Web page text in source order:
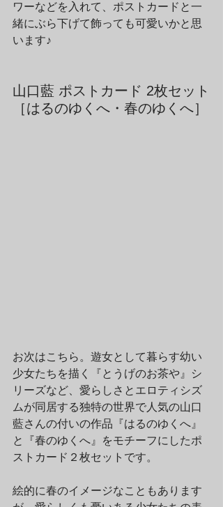
ワーなどを入れて、ポストカードと一
緒にぶら下げて飾っても可愛いかと思
います♪
山口藍 ポストカード 2枚セット
［はるのゆくへ・春のゆくへ］
お次はこちら。遊女として暮らす幼い
少女たちを描く『とうげのお茶や』シ
リーズなど、愛らしさとエロティシズ
ムが同居する独特の世界で人気の山口
藍さんの付いの作品『はるのゆくへ』
と『春のゆくへ』をモチーフにしたポ
ストカード２枚セットです。
絵的に春のイメージなこともあります